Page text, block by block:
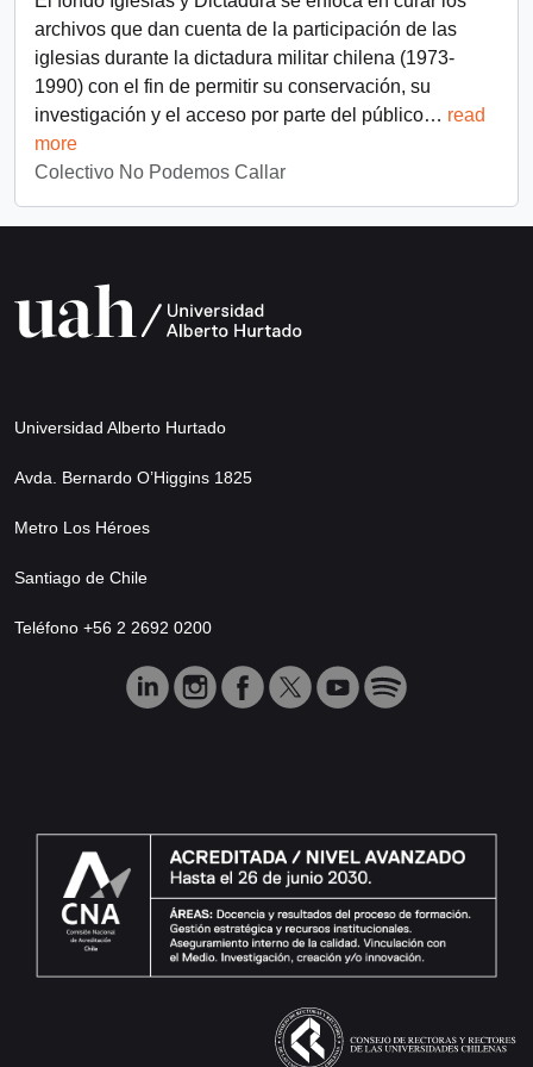
archivos que dan cuenta de la participación de las
iglesias durante la dictadura militar chilena (1973-
1990) con el fin de permitir su conservación, su
investigación y el acceso por parte del público… read
more
Colectivo No Podemos Callar
Universidad Alberto Hurtado
Avda. Bernardo O’Higgins 1825
Metro Los Héroes
Santiago de Chile
Teléfono +56 2 2692 0200